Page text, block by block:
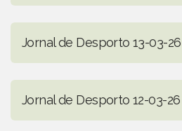
Jornal de Desporto 13-03-26
Jornal de Desporto 12-03-26